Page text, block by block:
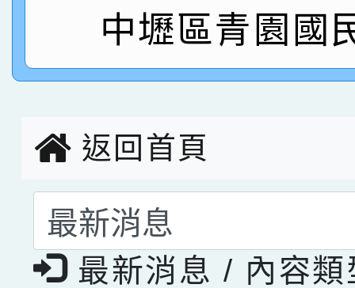
指導老師林老師
賽 劉文瑛教師榮獲教
臺灣台語-第二名
賀！本校參與2026世
市賽榮獲科學小創客佳
中壢區青園國
返回首頁
選擇後頁面內容會更
最新消息 / 內容類